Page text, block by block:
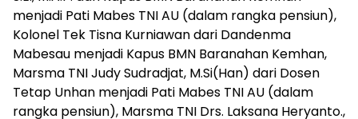
menjadi Pati Mabes TNI AU (dalam rangka pensiun),
Kolonel Tek Tisna Kurniawan dari Dandenma
Mabesau menjadi Kapus BMN Baranahan Kemhan,
Marsma TNI Judy Sudradjat, M.Si(Han) dari Dosen
Tetap Unhan menjadi Pati Mabes TNI AU (dalam
rangka pensiun), Marsma TNI Drs. Laksana Heryanto.,